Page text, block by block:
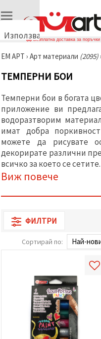
Използваме
🍪
бисквитки
за да
осигурим
правилната
работа на
сайта, да
подобрим
изживяване
и, с твое
съгласие,
да
трафика и
по-
релевантно
и реклами,
включително
партньори
маркетинг.
Можеш да
съгласиш
Безплатна доставка за
ЕМ АРТ › Арт материали (2095)›
ТЕМПЕРНИ БОИ
Темперни бои в богата
приложение ви
водоразтворим
имат добра
можете да рисувате
декорирате различни
всичко за което се сетите.
Виж повече
ФИЛТРИ
Сортирай по: